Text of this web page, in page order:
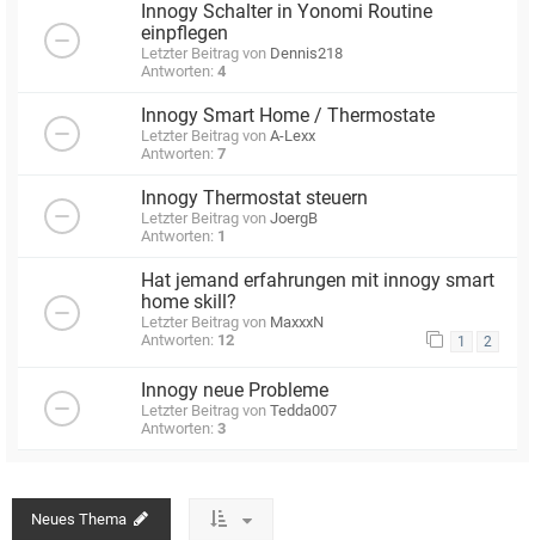
Innogy Schalter in Yonomi Routine
einpflegen
Letzter Beitrag von Dennis218
Antworten: 4
Innogy Smart Home / Thermostate
Letzter Beitrag von A-Lexx
Antworten: 7
Innogy Thermostat steuern
Letzter Beitrag von JoergB
Antworten: 1
Hat jemand erfahrungen mit innogy smart
home skill?
Letzter Beitrag von MaxxxN
Antworten: 12 1 2
Innogy neue Probleme
Letzter Beitrag von Tedda007
Antworten: 3
Neues Thema